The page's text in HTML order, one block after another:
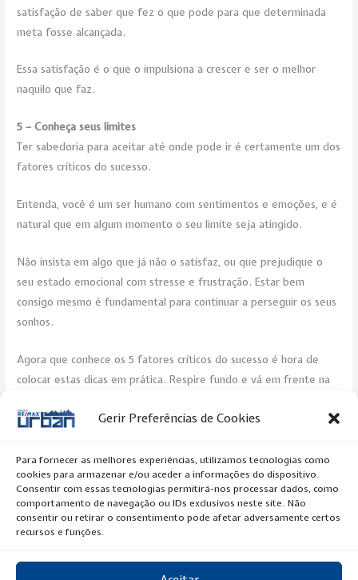
Gerir Preferências de Cookies
Para fornecer as melhores experiências, utilizamos tecnologias como
cookies para armazenar e/ou aceder a informações do dispositivo.
Consentir com essas tecnologias permitirá-nos processar dados, como
comportamento de navegação ou IDs exclusivos neste site. Não
consentir ou retirar o consentimento pode afetar adversamente certos
recursos e funções.
satisfação de saber que fez o que pode para que determinada
meta fosse alcançada.
Essa satisfação é o que o impulsiona a crescer e ser o melhor
naquilo que faz.
5 – Conheça seus limites
Ter sabedoria para aceitar até onde pode ir é certamente um dos
fatores críticos do sucesso.
Entenda, você é um ser humano com sentimentos e emoções, e é
natural que em algum momento o seu limite seja atingido.
Não insista em algo que já não o satisfaz, ou que prejudique o
seu estado emocional com stresse e frustração. Estar bem
consigo mesmo é fundamental para continuar a perseguir os seus
sonhos.
Agora que conhece os 5 fatores críticos do sucesso é hora de
colocar estas dicas em prática. Respire fundo e vá em frente na
←Previous Artigo Next Artigo